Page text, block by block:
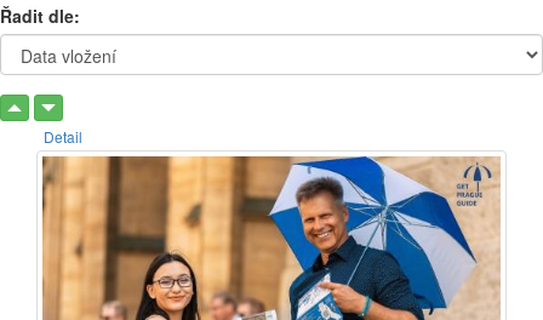
Řadit dle:
Detail